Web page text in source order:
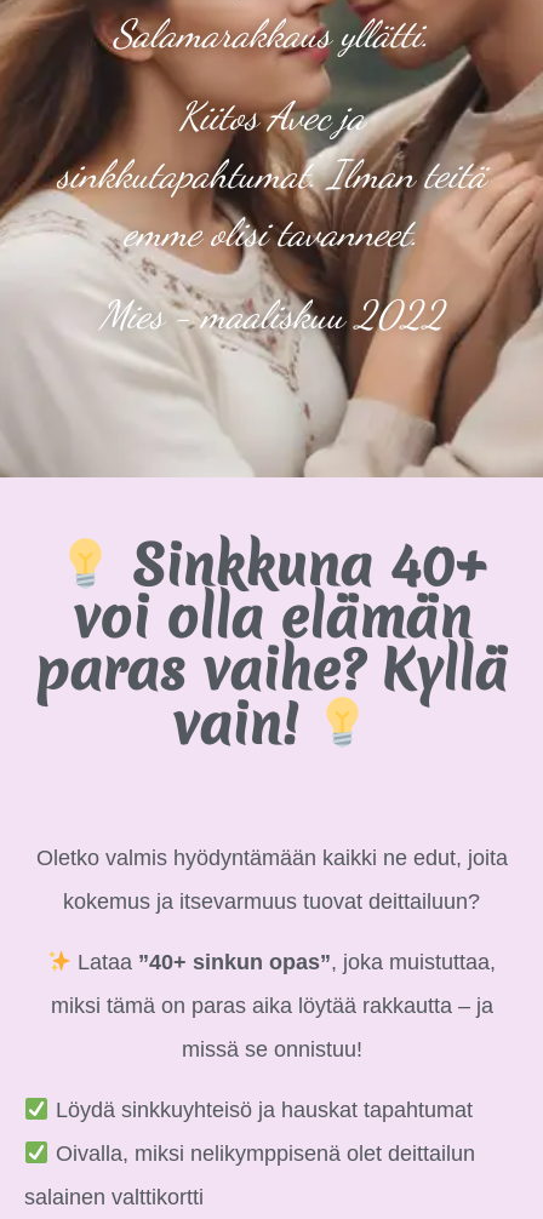
Salamarakkaus yllätti.
Kiitos Avec ja
sinkkutapahtumat. Ilman teitä
emme olisi tavanneet.
Mies - maaliskuu 2022
Sinkkuna 40+
voi olla elämän
paras vaihe? Kyllä
vain!
Oletko valmis hyödyntämään kaikki ne edut, joita
kokemus ja itsevarmuus tuovat deittailuun?
Lataa ”40+ sinkun opas”, joka muistuttaa,
miksi tämä on paras aika löytää rakkautta – ja
missä se onnistuu!
Löydä sinkkuyhteisö ja hauskat tapahtumat
Oivalla, miksi nelikymppisenä olet deittailun
salainen valttikortti